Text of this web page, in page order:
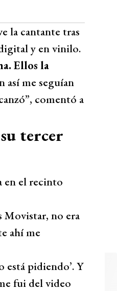
la cantante tras
y en vinilo.
Ellos la
así me seguían
comentó a
tercer
en el recinto
Movistar, no era
ahí me
está pidiendo’. Y
fui del video